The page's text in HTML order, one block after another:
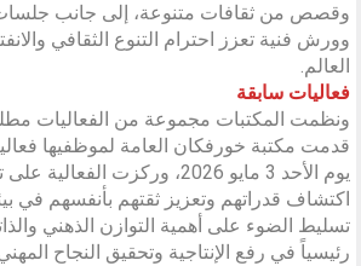
وقصص من ثقافات متنوعة، إلى جانب
وورش فنية تعزز احترام التنوع الثقافي
العالم.
فعاليات سابقة
ونظمت المكتبات مجموعة من الفعاليات
قدمت مكتبة خورفكان العامة لموظفيها
يوم الأحد 3 مايو 2026، وركزت
اكتشاف قدراتهم وتعزيز ثقتهم بأنفسهم في
تسليط الضوء على أهمية التوازن الذهني
رئيسياً في رفع الإنتاجية وتحقيق النجاح